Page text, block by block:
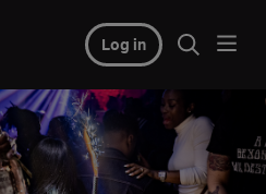
Log in